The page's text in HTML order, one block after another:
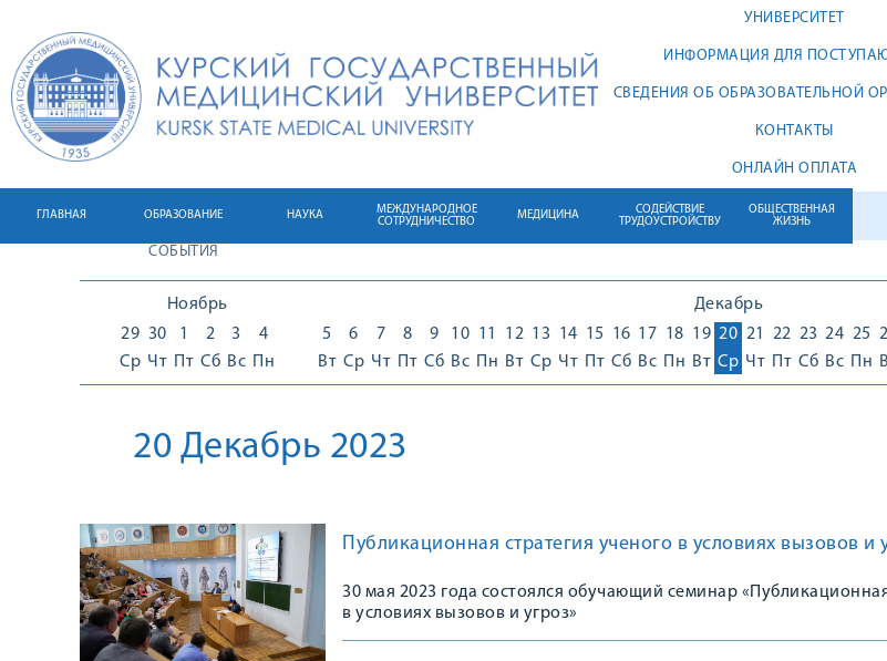
УНИВЕРСИТЕТ
ИНФОРМАЦИЯ ДЛЯ
СВЕДЕНИЯ ОБ ОБРАЗОВАТЕЛЬНОЙ
КОНТАКТЫ
ОНЛАЙН ОПЛАТА
ГЛАВНАЯ ОБРАЗОВАНИЕ НАУКА
МЕЖДУНАРОДНОЕ
СОТРУДНИЧЕСТВО
МЕДИЦИНА
СОДЕЙСТВИЕ
ТРУДОУСТРОЙСТВУ
ОБЩЕСТВЕННАЯ
ЖИЗНЬ
СОБЫТИЯ
Ноябрь
29
Ср
30
Чт
1
Пт
2
Сб
3
Вс
4
Пн
Декабрь
5
Вт
6
Ср
7
Чт
8
Пт
9
Сб
10
Вс
11
Пн
12
Вт
13
Ср
14
Чт
15
Пт
16
Сб
17
Вс
18
Пн
19
Вт
20
Ср
21
Чт
22
Пт
23
Сб
24
Вс
25
Пн
20 Декабрь 2023
Публикационная стратегия ученого в условиях вызовов и
30 мая 2023 года состоялся обучающий семинар
в условиях вызовов и угроз»